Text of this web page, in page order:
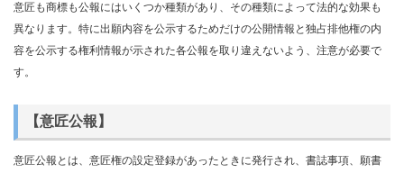
意匠も商標も公報にはいくつか種類があり、その種類によって法的な効果も
異なります。特に出願内容を公示するためだけの公開情報と独占排他権の内
容を公示する権利情報が示された各公報を取り違えないよう、注意が必要で
す。
【意匠公報】
意匠公報とは、意匠権の設定登録があったときに発行され、書誌事項、願書